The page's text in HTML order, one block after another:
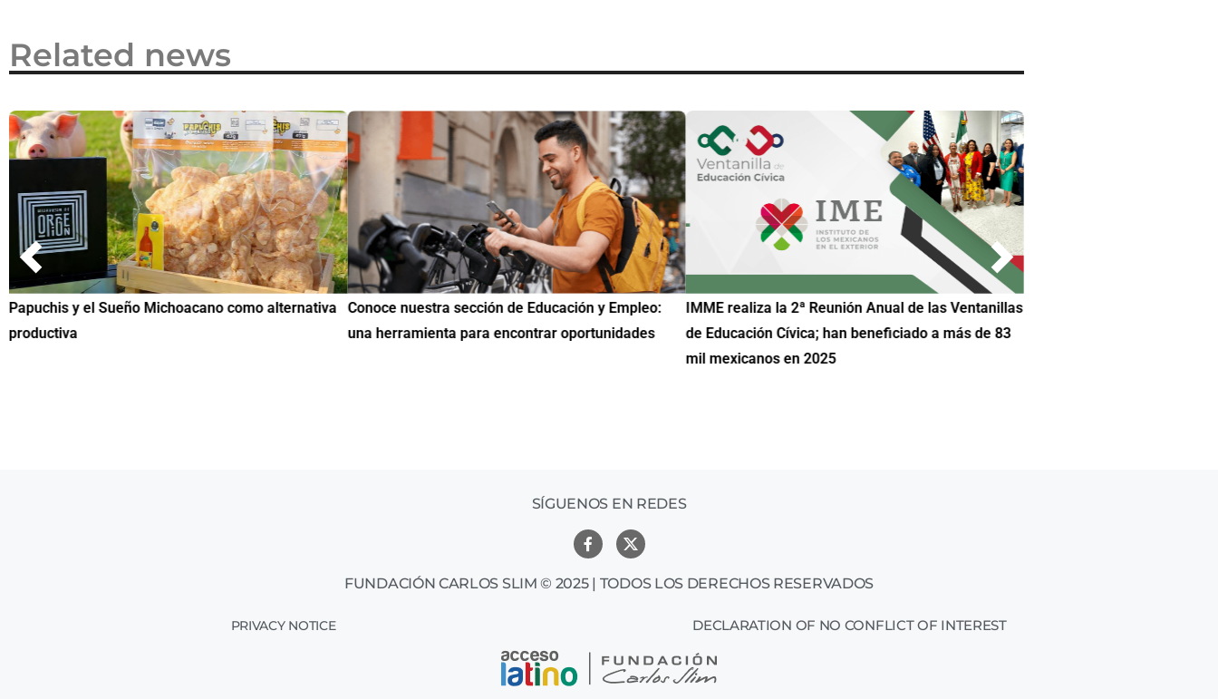
Related news
Papuchis y el Sueño Michoacano como alternativa
productiva
Conoce nuestra sección de Educación y Empleo:
una herramienta para encontrar oportunidades
IMME realiza la 2ª Reunión Anual de las Ventanillas
de Educación Cívica; han beneficiado a más de 83
mil mexicanos en 2025
SÍGUENOS EN REDES
FUNDACIÓN CARLOS SLIM © 2025 | TODOS LOS DERECHOS RESERVADOS
PRIVACY NOTICE DECLARATION OF NO CONFLICT OF INTEREST